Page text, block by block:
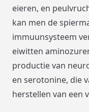
eieren, en
kan men de
immuunsysteem
eiwitten
productie van
en serotonine, die
herstellen van een